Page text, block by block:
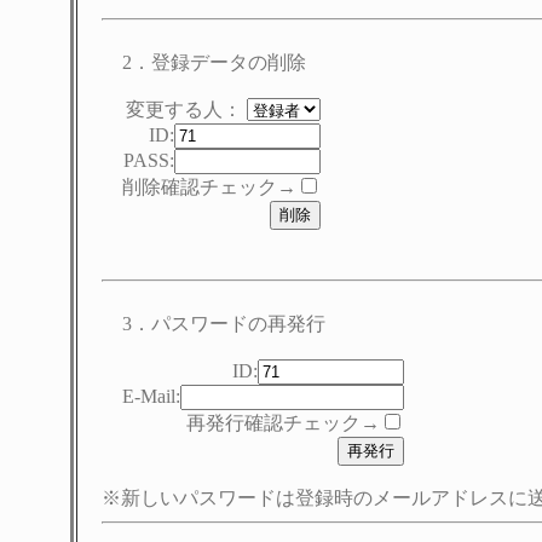
2．登録データの削除
変更する人：
ID:
PASS:
削除確認チェック→
3．パスワードの再発行
ID:
E-Mail:
再発行確認チェック→
※新しいパスワードは登録時のメールアドレスに